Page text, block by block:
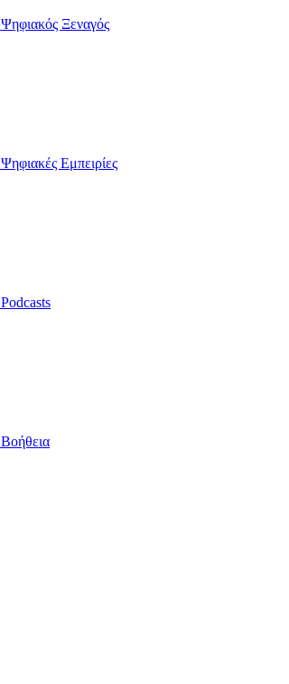
Ψηφιακός Ξεναγός
Ψηφιακές Εμπειρίες
Podcasts
Βοήθεια